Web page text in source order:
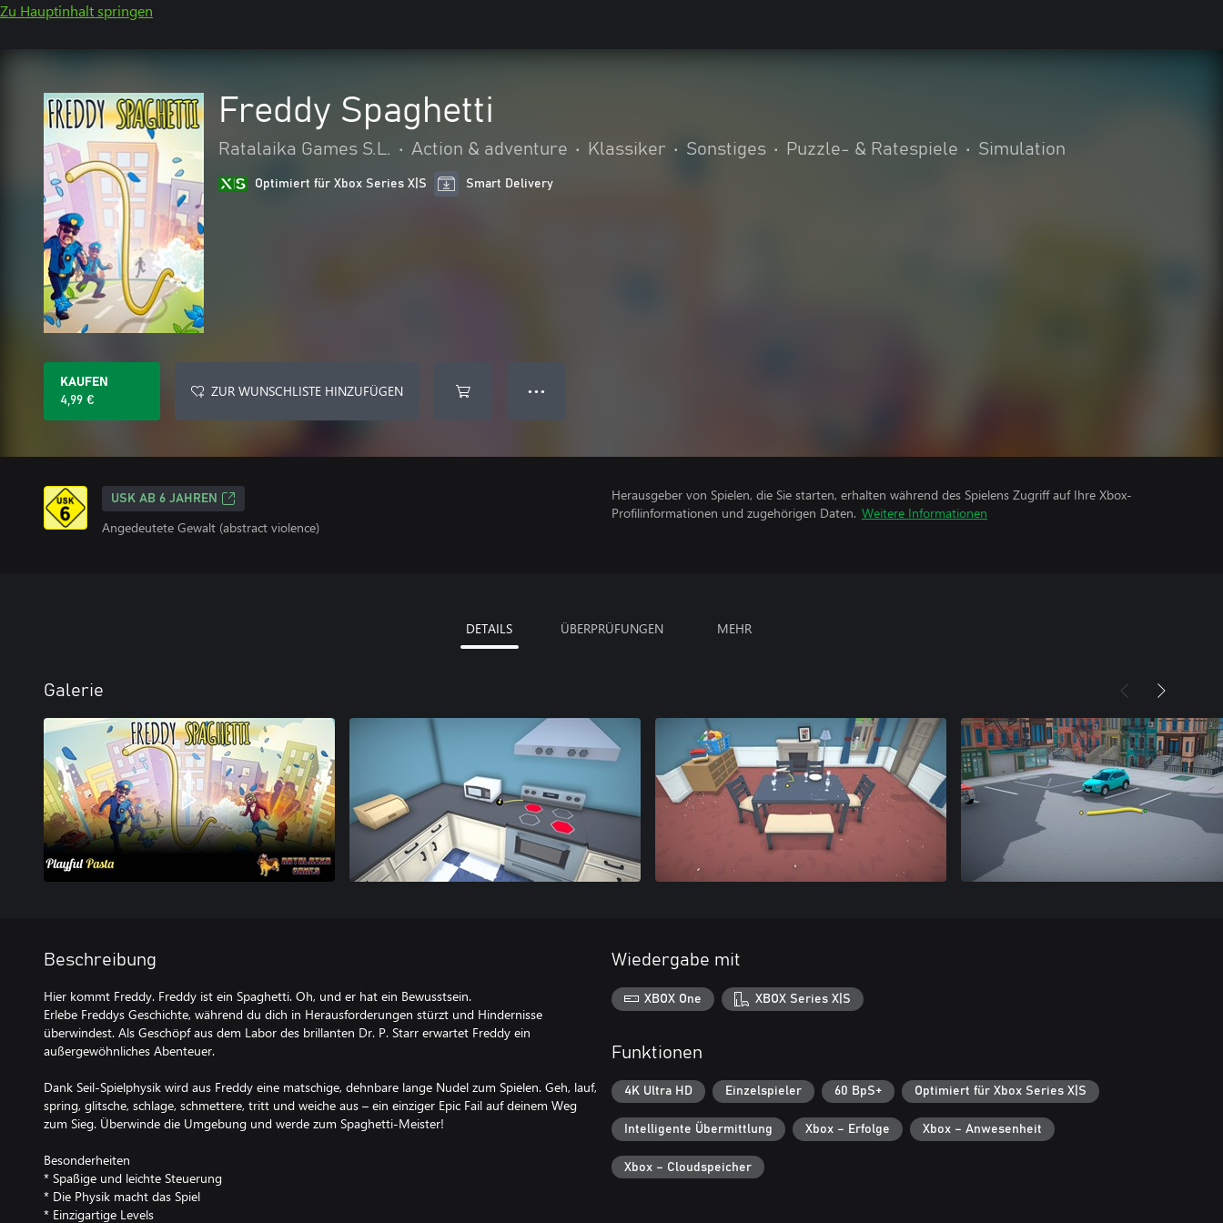
Zu Hauptinhalt springen
Freddy Spaghetti
Ratalaika Games S.L. • Action & adventure • Klassiker • Sonstiges • Puzzle- & Ratespiele • Simulation
Optimiert für Xbox Series X|S Smart Delivery
KAUFEN
4,99 €
ZUR WUNSCHLISTE HINZUFÜGEN ● ● ●
USK AB 6 JAHREN
Angedeutete Gewalt (abstract violence)
Herausgeber von Spielen, die Sie starten, erhalten während des Spielens Zugriff auf Ihre Xbox-
Profilinformationen und zugehörigen Daten. Weitere Informationen
DETAILS ÜBERPRÜFUNGEN MEHR
Galerie
Beschreibung
Hier kommt Freddy. Freddy ist ein Spaghetti. Oh, und er hat ein Bewusstsein.
Erlebe Freddys Geschichte, während du dich in Herausforderungen stürzt und Hindernisse
überwindest. Als Geschöpf aus dem Labor des brillanten Dr. P. Starr erwartet Freddy ein
außergewöhnliches Abenteuer.
Dank Seil-Spielphysik wird aus Freddy eine matschige, dehnbare lange Nudel zum Spielen. Geh, lauf,
spring, glitsche, schlage, schmettere, tritt und weiche aus – ein einziger Epic Fail auf deinem Weg
zum Sieg. Überwinde die Umgebung und werde zum Spaghetti-Meister!
Besonderheiten
* Spaßige und leichte Steuerung
* Die Physik macht das Spiel
* Einzigartige Levels
Wiedergabe mit
XBOX One XBOX Series X|S
Funktionen
4K Ultra HD Einzelspieler 60 BpS+ Optimiert für Xbox Series X|S
Intelligente Übermittlung Xbox – Erfolge Xbox – Anwesenheit
Xbox – Cloudspeicher